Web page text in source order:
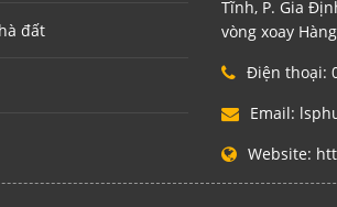
đất
Tĩnh, P. Gia
vòng xoay
Điện thoại:
Email:
Website: